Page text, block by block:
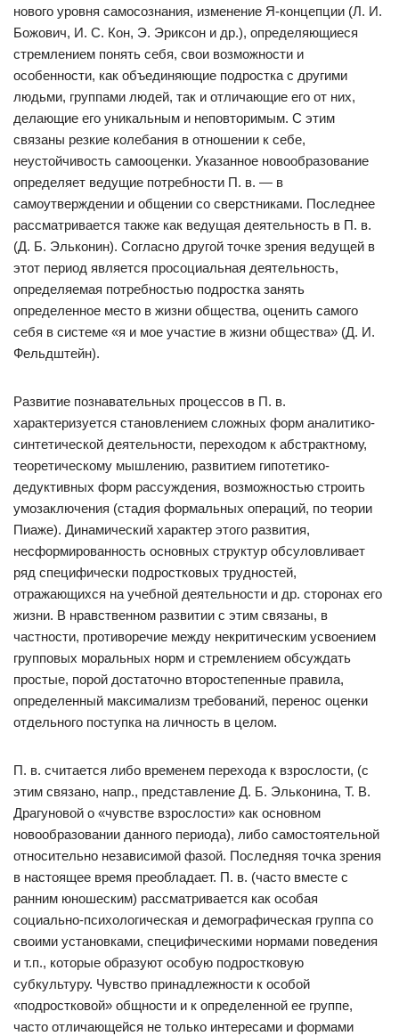
нового уровня самосознания, изменение Я-концепции (Л. И.
Божович, И. С. Кон, Э. Эриксон и др.), определяющиеся
стремлением понять себя, свои возможности и
особенности, как объединяющие подростка с другими
людьми, группами людей, так и отличающие его от них,
делающие его уникальным и неповторимым. С этим
связаны резкие колебания в отношении к себе,
неустойчивость самооценки. Указанное новообразование
определяет ведущие потребности П. в. — в
самоутверждении и общении со сверстниками. Последнее
рассматривается также как ведущая деятельность в П. в.
(Д. Б. Эльконин). Согласно другой точке зрения ведущей в
этот период является просоциальная деятельность,
определяемая потребностью подростка занять
определенное место в жизни общества, оценить самого
себя в системе «я и мое участие в жизни общества» (Д. И.
Фельдштейн).
Развитие познавательных процессов в П. в.
характеризуется становлением сложных форм аналитико-
синтетической деятельности, переходом к абстрактному,
теоретическому мышлению, развитием гипотетико-
дедуктивных форм рассуждения, возможностью строить
умозаключения (стадия формальных операций, по теории
Пиаже). Динамический характер этого развития,
несформированность основных структур обсуловливает
ряд специфически подростковых трудностей,
отражающихся на учебной деятельности и др. сторонах его
жизни. В нравственном развитии с этим связаны, в
частности, противоречие между некритическим усвоением
групповых моральных норм и стремлением обсуждать
простые, порой достаточно второстепенные правила,
определенный максимализм требований, перенос оценки
отдельного поступка на личность в целом.
П. в. считается либо временем перехода к взрослости, (с
этим связано, напр., представление Д. Б. Эльконина, Т. В.
Драгуновой о «чувстве взрослости» как основном
новообразовании данного периода), либо самостоятельной
относительно независимой фазой. Последняя точка зрения
в настоящее время преобладает. П. в. (часто вместе с
ранним юношеским) рассматривается как особая
социально-психологическая и демографическая группа со
своими установками, специфическими нормами поведения
и т.п., которые образуют особую подростковую
субкультуру. Чувство принадлежности к особой
«подростковой» общности и к определенной ее группе,
часто отличающейся не только интересами и формами